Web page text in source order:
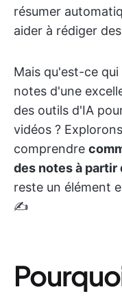
résumer
aider à rédiger
Mais qu'est-ce
notes d'une
des outils d'IA
vidéos ?
comprendre
des notes à partir
reste un élément
✍️